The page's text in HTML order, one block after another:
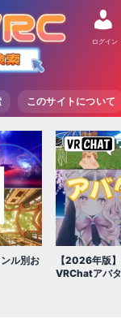
このサイトについて
ログイン
る
介）
【2026年版
世界を味わえ